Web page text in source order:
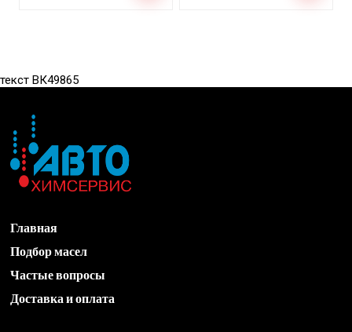
текст ВК49865
Главная
Подбор масел
Частые вопросы
Доставка и оплата